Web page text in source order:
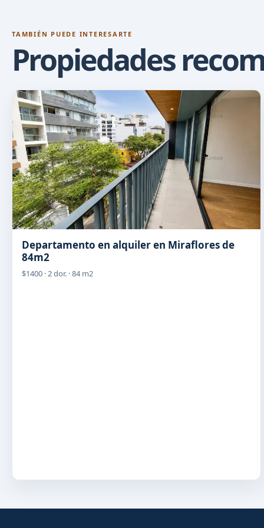
TAMBIÉN PUEDE INTERESARTE
Propiedades
Departamento en alquiler en Miraflores de
84m2
$1400 · 2 dor. · 84 m2